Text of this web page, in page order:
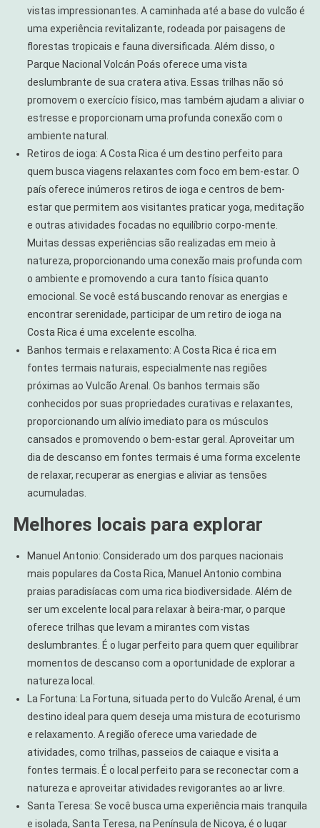
vistas impressionantes. A caminhada até a base do vulcão é
uma experiência revitalizante, rodeada por paisagens de
florestas tropicais e fauna diversificada. Além disso, o
Parque Nacional Volcán Poás oferece uma vista
deslumbrante de sua cratera ativa. Essas trilhas não só
promovem o exercício físico, mas também ajudam a aliviar o
estresse e proporcionam uma profunda conexão com o
ambiente natural.
Retiros de ioga: A Costa Rica é um destino perfeito para
quem busca viagens relaxantes com foco em bem-estar. O
país oferece inúmeros retiros de ioga e centros de bem-
estar que permitem aos visitantes praticar yoga, meditação
e outras atividades focadas no equilíbrio corpo-mente.
Muitas dessas experiências são realizadas em meio à
natureza, proporcionando uma conexão mais profunda com
o ambiente e promovendo a cura tanto física quanto
emocional. Se você está buscando renovar as energias e
encontrar serenidade, participar de um retiro de ioga na
Costa Rica é uma excelente escolha.
Banhos termais e relaxamento: A Costa Rica é rica em
fontes termais naturais, especialmente nas regiões
próximas ao Vulcão Arenal. Os banhos termais são
conhecidos por suas propriedades curativas e relaxantes,
proporcionando um alívio imediato para os músculos
cansados e promovendo o bem-estar geral. Aproveitar um
dia de descanso em fontes termais é uma forma excelente
de relaxar, recuperar as energias e aliviar as tensões
acumuladas.
Melhores locais para explorar
Manuel Antonio: Considerado um dos parques nacionais
mais populares da Costa Rica, Manuel Antonio combina
praias paradisíacas com uma rica biodiversidade. Além de
ser um excelente local para relaxar à beira-mar, o parque
oferece trilhas que levam a mirantes com vistas
deslumbrantes. É o lugar perfeito para quem quer equilibrar
momentos de descanso com a oportunidade de explorar a
natureza local.
La Fortuna: La Fortuna, situada perto do Vulcão Arenal, é um
destino ideal para quem deseja uma mistura de ecoturismo
e relaxamento. A região oferece uma variedade de
atividades, como trilhas, passeios de caiaque e visita a
fontes termais. É o local perfeito para se reconectar com a
natureza e aproveitar atividades revigorantes ao ar livre.
Santa Teresa: Se você busca uma experiência mais tranquila
e isolada, Santa Teresa, na Península de Nicoya, é o lugar